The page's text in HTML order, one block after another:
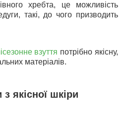
хребта, це можливість
такі, до чого призводить
взуття потрібно якісну,
матеріалів.
якісної шкіри